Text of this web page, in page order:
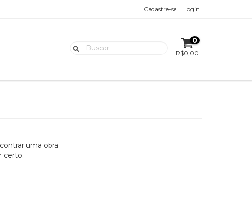
Cadastre-se Login
0
R$0,00
uma obra
certo.